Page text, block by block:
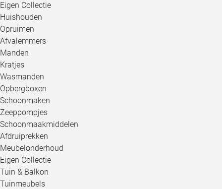
Eigen Collectie
Huishouden
Opruimen
Afvalemmers
Manden
Kratjes
Wasmanden
Opbergboxen
Schoonmaken
Zeeppompjes
Schoonmaakmiddelen
Afdruiprekken
Meubelonderhoud
Eigen Collectie
Tuin & Balkon
Tuinmeubels